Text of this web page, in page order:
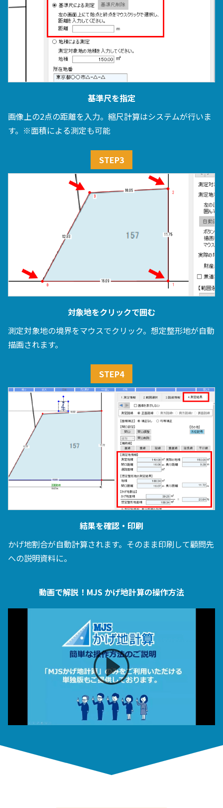
基準尺を指定
画像上の2点の距離を入力。縮尺計算はシステムが行いま
す。※面積による測定も可能
STEP3
対象地をクリックで囲む
測定対象地の境界をマウスでクリック。想定整形地が自動
描画されます。
STEP4
結果を確認・印刷
かげ地割合が自動計算されます。そのまま印刷して顧問先
への説明資料に。
動画で解説！MJS かげ地計算の操作方法